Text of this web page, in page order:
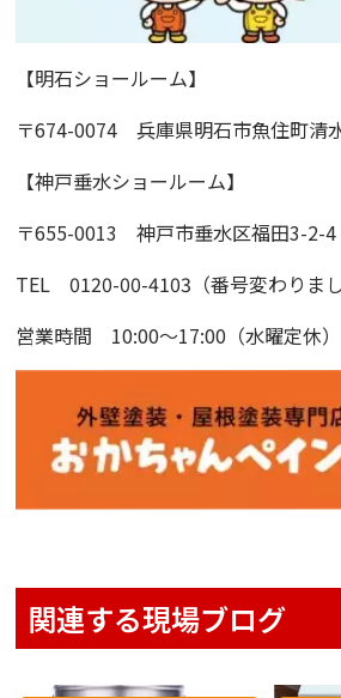
【明石ショールーム】
〒674-0074 兵庫県明石市魚住町清
【神戸垂水ショールーム】
〒655-0013 神戸市垂水区福田3-2-4
TEL 0120-00-4103（番号変わりまし
営業時間 10:00〜17:00（水曜定休）
関連する現場ブログ